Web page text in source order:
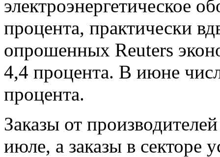
электроэнергетическое
процента, практически
опрошенных Reuters
4,4 процента. В июне
процента.
Заказы от
июле, а заказы в секторе